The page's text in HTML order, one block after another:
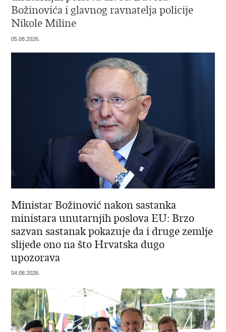
Božinovića i glavnog ravnatelja policije
Nikole Miline
05.08.2026.
Ministar Božinović nakon sastanka
ministara unutarnjih poslova EU: Brzo
sazvan sastanak pokazuje da i druge zemlje
slijede ono na što Hrvatska dugo
upozorava
04.08.2026.